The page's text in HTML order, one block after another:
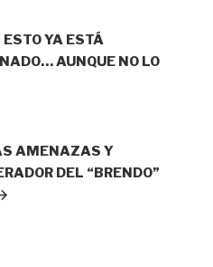
YA ESTÁ
AUNQUE NO LO
AMENAZAS Y
DEL “BRENDO”